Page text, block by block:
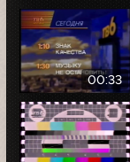
00:33